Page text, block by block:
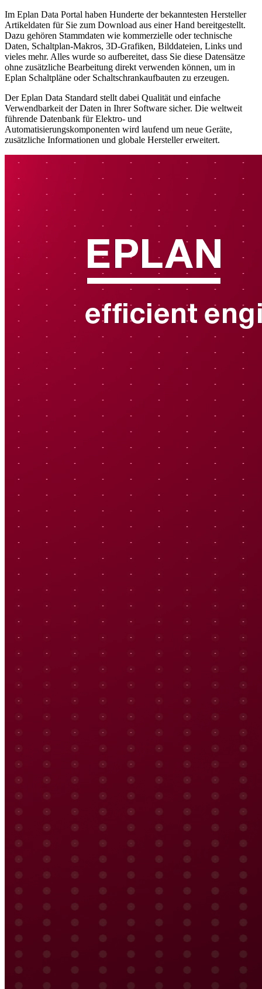
Im Eplan Data Portal haben Hunderte der bekanntesten Hersteller
Artikeldaten für Sie zum Download aus einer Hand bereitgestellt.
Dazu gehören Stammdaten wie kommerzielle oder technische
Daten, Schaltplan-Makros, 3D-Grafiken, Bilddateien, Links und
vieles mehr. Alles wurde so aufbereitet, dass Sie diese Datensätze
ohne zusätzliche Bearbeitung direkt verwenden können, um in
Eplan Schaltpläne oder Schaltschrankaufbauten zu erzeugen.
Der Eplan Data Standard stellt dabei Qualität und einfache
Verwendbarkeit der Daten in Ihrer Software sicher. Die weltweit
führende Datenbank für Elektro- und
Automatisierungskomponenten wird laufend um neue Geräte,
zusätzliche Informationen und globale Hersteller erweitert.